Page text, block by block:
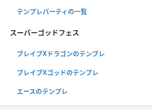
テンプレパーティの一覧
スーパーゴッドフェス
ブレイブXドラゴンのテンプレ
ブレイブXゴッドのテンプレ
エースのテンプレ